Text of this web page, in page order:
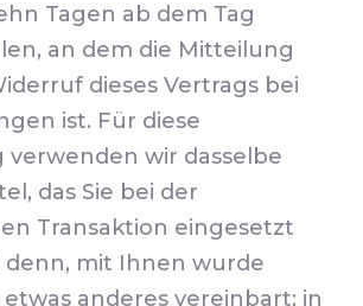
Tagen ab dem Tag
an dem die Mitteilung
dieses Vertrags bei
ist. Für diese
verwenden wir dasselbe
das Sie bei der
Transaktion eingesetzt
denn, mit Ihnen wurde
anderes vereinbart; in